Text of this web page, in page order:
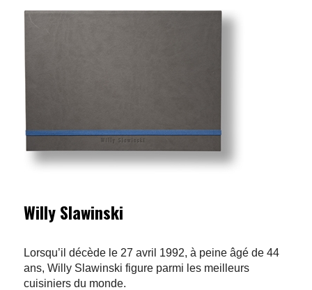
Willy Slawinski
Lorsqu’il décède le 27 avril 1992, à peine âgé de 44
ans, Willy Slawinski figure parmi les meilleurs
cuisiniers du monde.